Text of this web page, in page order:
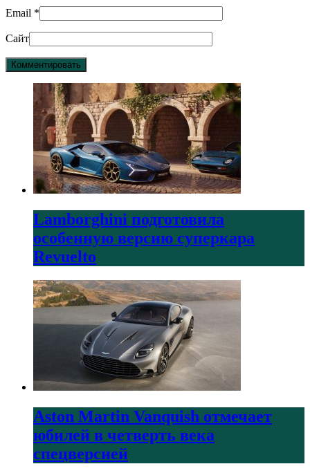
Email *
Сайт
Lamborghini подготовила
особенную версию суперкара
Revuelto
Aston Martin Vanquish отмечает
юбилей в четверть века
спецверсией